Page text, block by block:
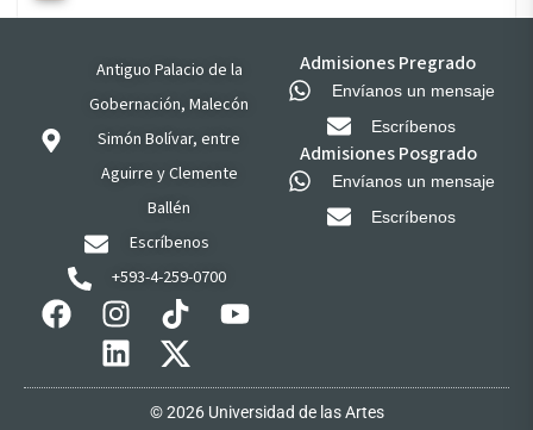
Antiguo Palacio de la
Gobernación, Malecón
Simón Bolívar, entre
Aguirre y Clemente
Ballén
Escríbenos
+593-4-259-0700
Admisiones Pregrado
Envíanos un mensaje
Escríbenos
Admisiones Posgrado
Envíanos un mensaje
Escríbenos
© 2026 Universidad de las Artes